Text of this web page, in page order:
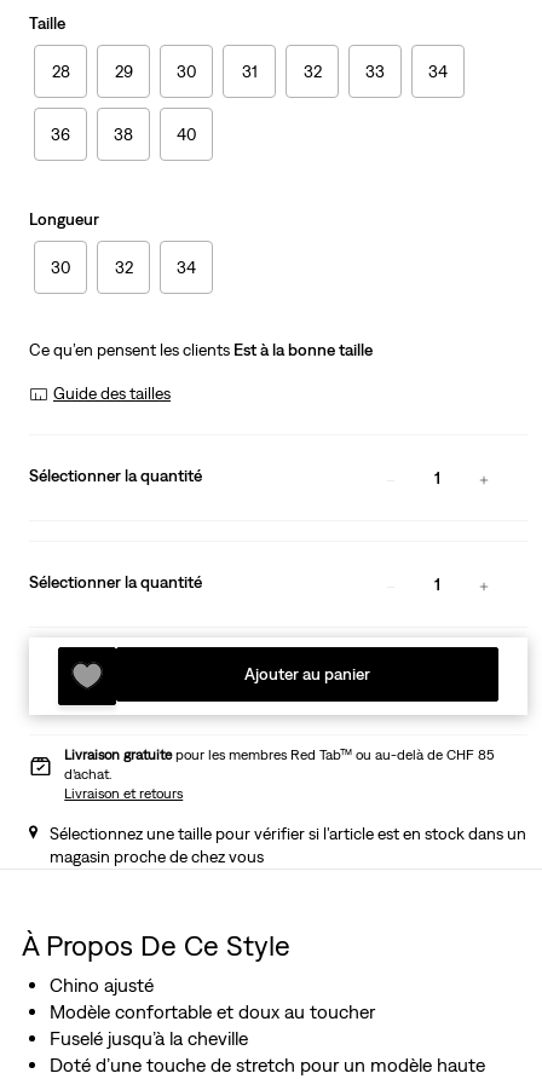
Taille
28 29 30 31 32 33 34
36 38 40
Longueur
30 32 34
Ce qu’en pensent les clients Est à la bonne taille
Guide des tailles
Sélectionner la quantité 1
Sélectionner la quantité 1
Ajouter au panier
Livraison gratuitepour les membres Red Tab™ ou au-delà de CHF 85
d’achat.
Livraison et retours
Sélectionnez une taille pour vérifier si l'article est en stock dans un
magasin proche de chez vous
À Propos De Ce Style
Chino ajusté
Modèle confortable et doux au toucher
Fuselé jusqu’à la cheville
Doté d’une touche de stretch pour un modèle haute